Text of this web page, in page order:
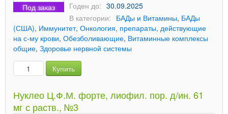
Под заказ
Годен до: 30.09.2025
В категории: БАДы и Витамины, БАДы
(США), Иммунитет, Онкология, препараты, действующие
на с-му крови, Обезболивающие, Витаминные комплексы
общие, Здоровье нервной системы
Купить
Нуклео Ц.Ф.М. форте, лиофил. пор. д/ин. 61
мг с раств., №3